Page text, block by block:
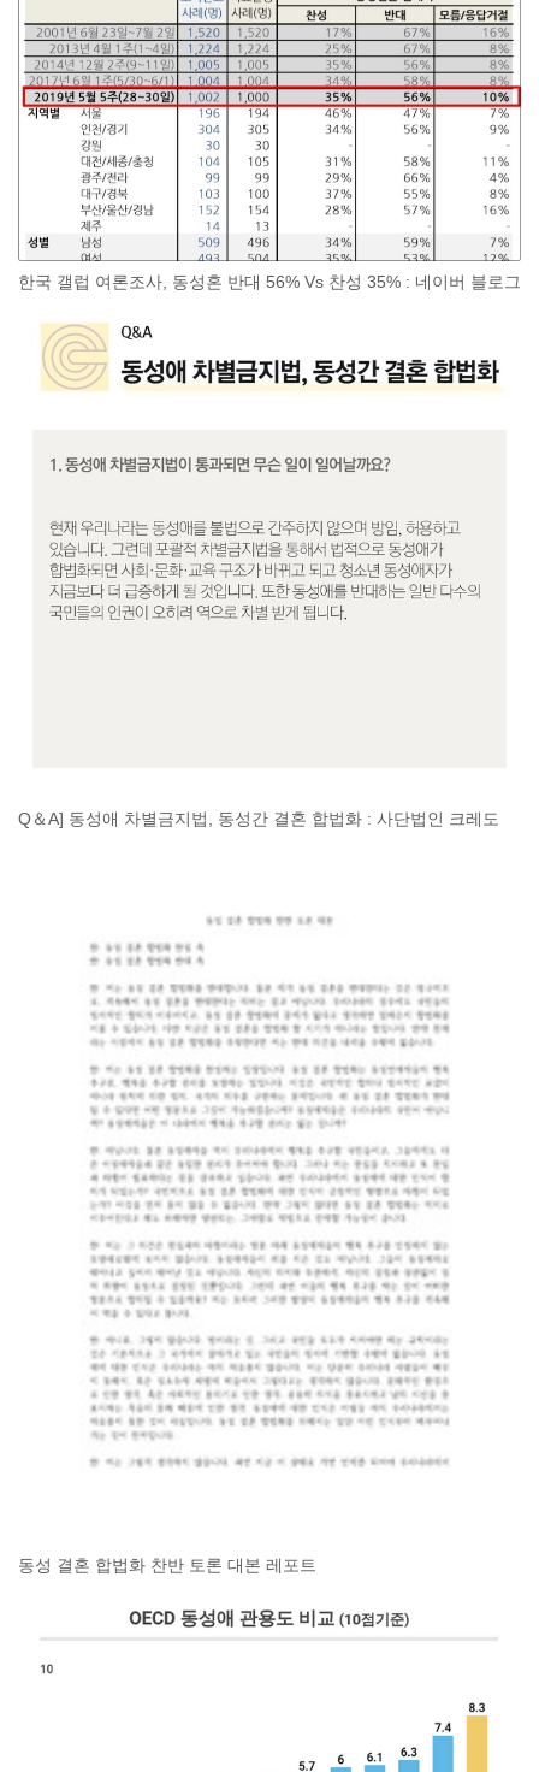
한국 갤럽 여론조사, 동성혼 반대 56% Vs 찬성 35% : 네이버 블로그
Q＆A] 동성애 차별금지법, 동성간 결혼 합법화 : 사단법인 크레도
동성 결혼 합법화 찬반 토론 대본 레포트